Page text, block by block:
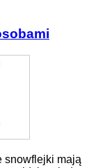
snowflejki mają